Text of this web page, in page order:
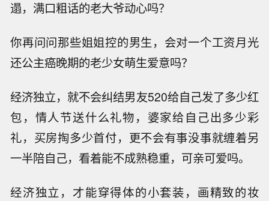
遢，满口粗话的老大爷动心吗？
你再问问那些姐姐控的男生，会对一个工资月光
还公主癌晚期的老少女萌生爱意吗？
经济独立，就不会纠结男友520给自己发了多少红
包，情人节送什么礼物，婆家给自己出多少彩
礼，买房掏多少首付，更不会有事没事就缠着另
一半陪自己，看着能不成熟稳重，可亲可爱吗。
经济独立，才能穿得体的小套装，画精致的妆